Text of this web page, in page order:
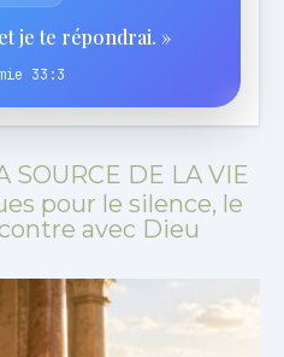
je te répondrai. »
33:3
SOURCE DE LA VIE
pour le silence, le
avec Dieu